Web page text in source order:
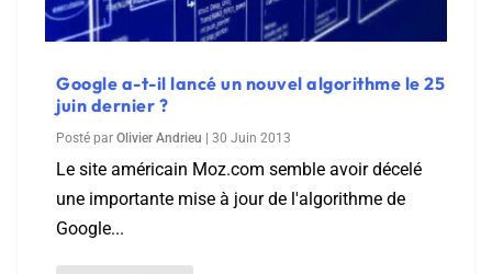
Google a-t-il lancé un nouvel algorithme le 25
juin dernier ?
Posté par Olivier Andrieu | 30 Juin 2013
Le site américain Moz.com semble avoir décelé
une importante mise à jour de l'algorithme de
Google...